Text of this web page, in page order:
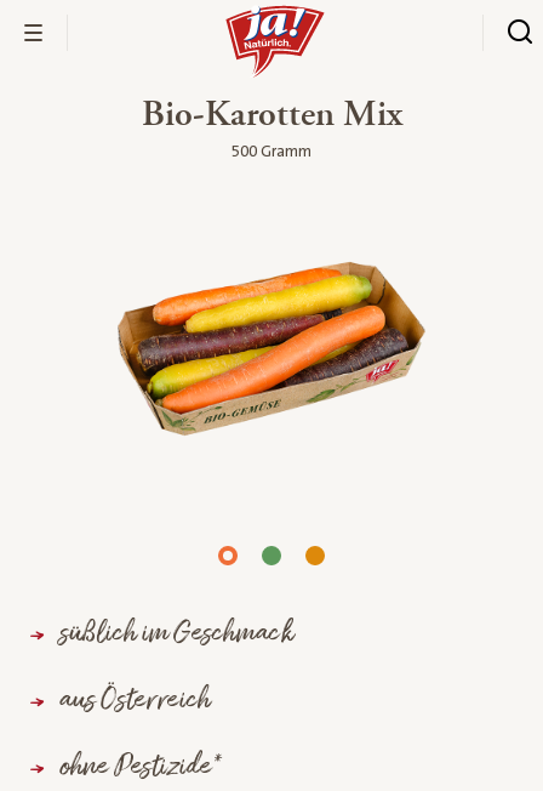
Bio-Karotten Mix
500 Gramm
süßlich im Geschmack
aus Österreich
ohne Pestizide*